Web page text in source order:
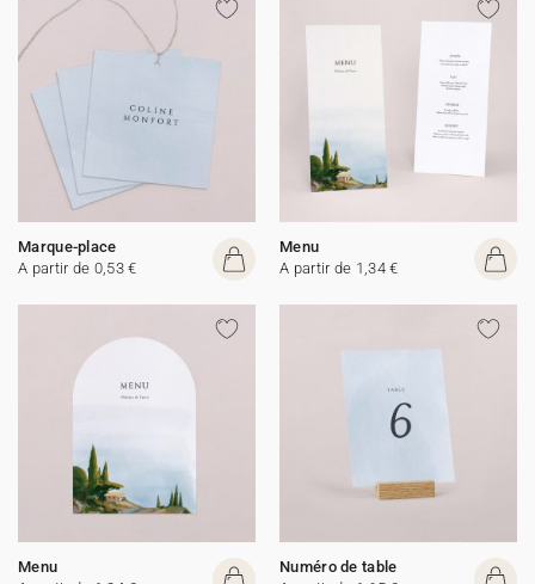
Marque-place
A partir de 0,53 €
Menu
A partir de 1,34 €
Menu
Numéro de table